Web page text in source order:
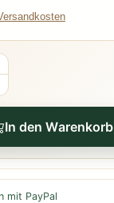
In den Warenkorb
mit PayPal